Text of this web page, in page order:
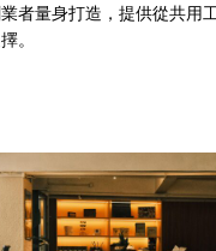
者量身打造，提供從共用
。